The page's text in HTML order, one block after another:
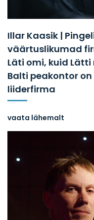
Illar Kaasik |
väärtuslikumad
Läti omi, kuid
Balti peakontor
liiderfirma
vaata lähemalt